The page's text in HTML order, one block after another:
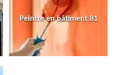
Peintre en bâtiment 81